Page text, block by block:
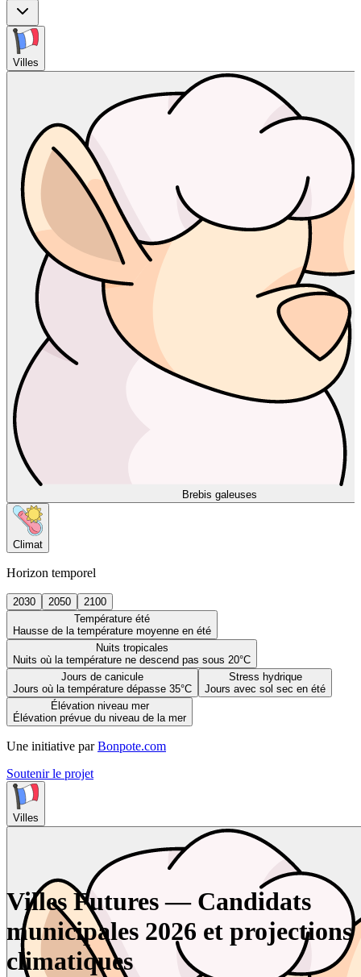
Villes
Brebis galeuses
Climat
Horizon temporel
2030 2050
2100
Température été
Hausse de la température moyenne en été
Nuits tropicales
Nuits où la température ne descend pas sous 20°C
Jours de canicule
Jours où la température dépasse 35°C
Stress hydrique
Jours avec sol sec en été
Élévation niveau mer
Élévation prévue du niveau de la mer
Une initiative par Bonpote.com
Soutenir le projet
Villes
Villes Futures — Candidats
municipales 2026 et projections
climatiques